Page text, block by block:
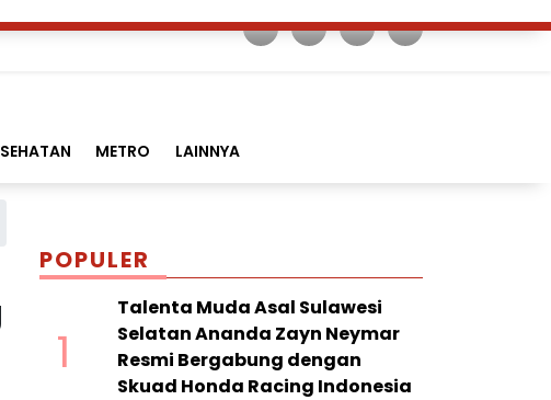
METRO LAINNYA
POPULER
1
Talenta Muda Asal Sulawesi
Selatan Ananda Zayn Neymar
Resmi Bergabung dengan
Skuad Honda Racing Indonesia